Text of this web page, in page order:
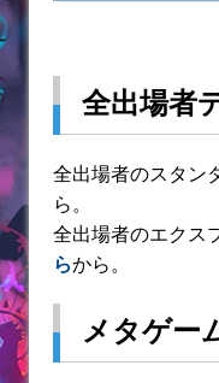
全出場者
全出場者のスタン
ら。
全出場者のエクス
らから。
メタゲー